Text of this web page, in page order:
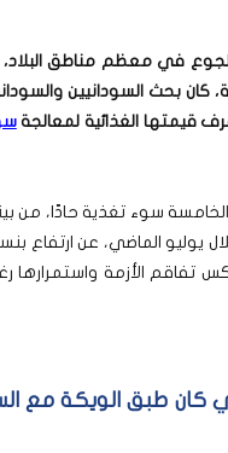
الجوع في معظم مناطق
كان بحث السودانيين
قيمتها الغذائية لمعالجة
تفاقم الأزمة واستمرارها
كان طبق الويكة مع